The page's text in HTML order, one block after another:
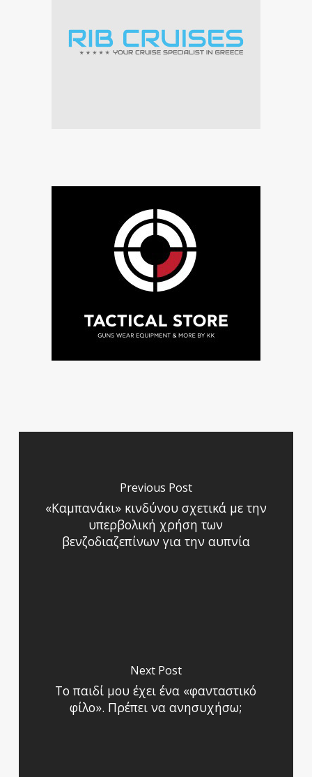
Previous Post
«Καμπανάκι» κινδύνου σχετικά με την
υπερβολική χρήση των
βενζοδιαζεπίνων για την αυπνία
Next Post
Το παιδί μου έχει ένα «φανταστικό
φίλο». Πρέπει να ανησυχήσω;